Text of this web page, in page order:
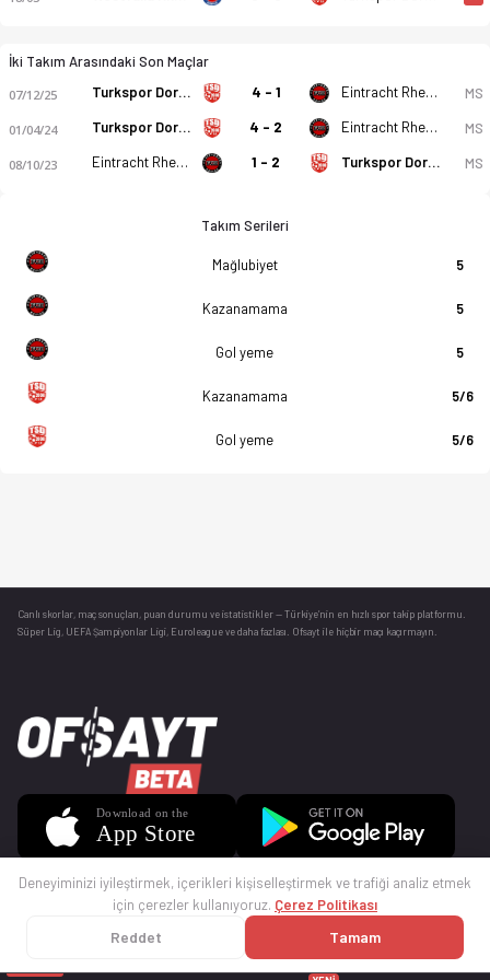
İki Takım Arasındaki Son Maçlar
07/12/25 Turkspor Dortmund 2000 4 - 1 Eintracht Rheine MS
01/04/24 Turkspor Dortmund 2000 4 - 2 Eintracht Rheine MS
08/10/23 Eintracht Rheine 1 - 2 Turkspor Dortmund 2000 MS
Takım Serileri
Mağlubiyet 5
Kazanamama 5
Gol yeme 5
Kazanamama 5/6
Gol yeme 5/6
Canlı skorlar , maç sonuçları, puan durumu ve istatistikler — Türkiye’nin en hızlı spor takip platformu.
Süper Lig, UEFA Şampiyonlar Ligi, Euroleague ve daha fazlası. Ofsayt ile hiçbir maçı kaçırmayın.
© 2025 Ofsayt
Deneyiminizi iyileştirmek, içerikleri kişiselleştirmek ve trafiği analiz etmek
için çerezler kullanıyoruz. Çerez Politikası
Reddet Tamam